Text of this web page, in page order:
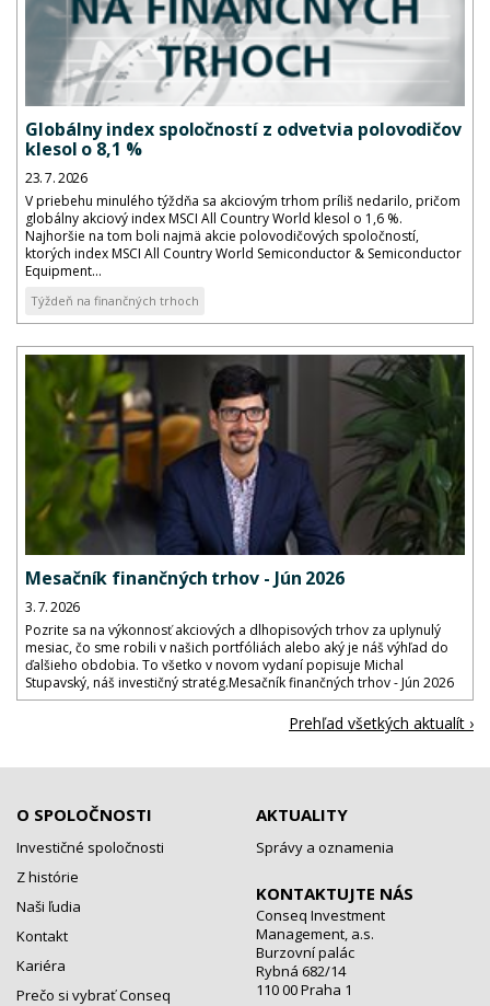
Globálny index spoločností z odvetvia polovodičov
klesol o 8,1 %
23. 7. 2026
V priebehu minulého týždňa sa akciovým trhom príliš nedarilo, pričom
globálny akciový index MSCI All Country World klesol o 1,6 %.
Najhoršie na tom boli najmä akcie polovodičových spoločností,
ktorých index MSCI All Country World Semiconductor & Semiconductor
Equipment...
Týždeň na finančných trhoch
Mesačník finančných trhov - Jún 2026
3. 7. 2026
Pozrite sa na výkonnosť akciových a dlhopisových trhov za uplynulý
mesiac, čo sme robili v našich portfóliách alebo aký je náš výhľad do
ďalšieho obdobia. To všetko v novom vydaní popisuje Michal
Stupavský, náš investičný stratég.Mesačník finančných trhov - Jún 2026
Prehľad všetkých aktualít ›
O SPOLOČNOSTI
Investičné spoločnosti
Z histórie
Naši ľudia
Kontakt
Kariéra
Prečo si vybrať Conseq
AKTUALITY
Správy a oznamenia
KONTAKTUJTE NÁS
Conseq Investment
Management, a.s.
Burzovní palác
Rybná 682/14
110 00 Praha 1